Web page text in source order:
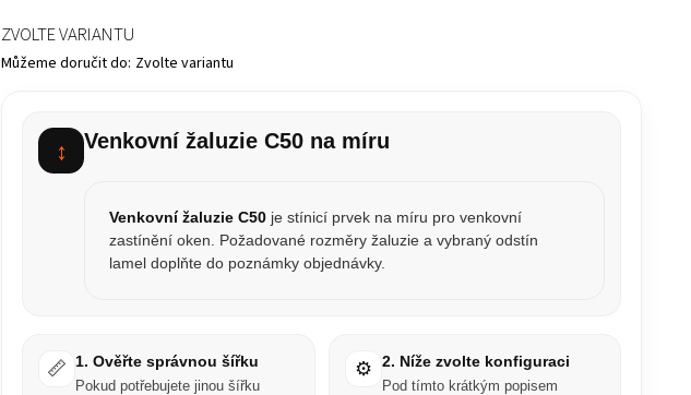
↕ Venkovní žaluzie C50 na míru
Venkovní žaluzie C50 je stínicí prvek na míru pro venkovní
zastínění oken. Požadované rozměry žaluzie a vybraný odstín
lamel doplňte do poznámky objednávky.
📏 1. Ověřte správnou šířku
Pokud potřebujete jinou šířku
⚙️ 2. Níže zvolte konfiguraci
Pod tímto krátkým popisem
ZVOLTE VARIANTU
Můžeme doručit do: Zvolte variantu